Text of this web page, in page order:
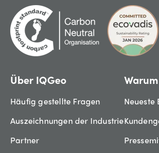
Über IQGeo
Häufig gestellte Fragen
Auszeichnungen der Industrie
Partner